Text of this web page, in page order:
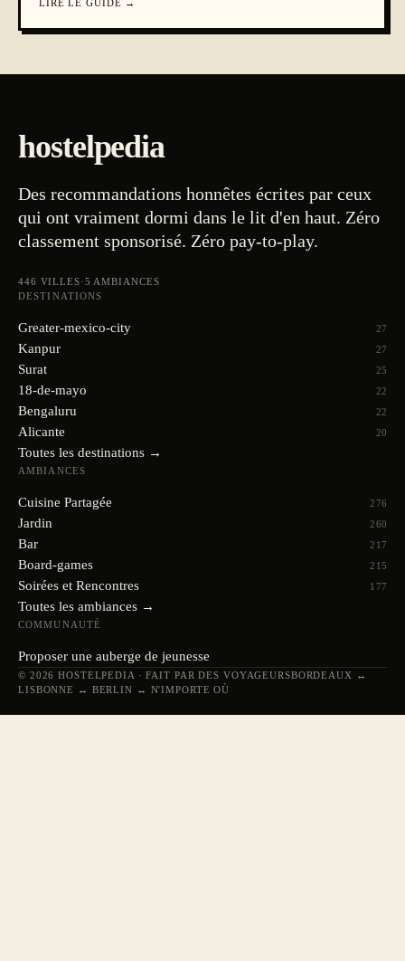
LIRE LE GUIDE →
hostelpedia
Des recommandations honnêtes écrites par ceux
qui ont vraiment dormi dans le lit d'en haut. Zéro
classement sponsorisé. Zéro pay-to-play.
446 VILLES·5 AMBIANCES
DESTINATIONS
Greater-mexico-city 27
Kanpur 27
Surat 25
18-de-mayo 22
Bengaluru 22
Alicante 20
Toutes les destinations →
AMBIANCES
Cuisine Partagée 276
Jardin 260
Bar 217
Board-games 215
Soirées et Rencontres 177
Toutes les ambiances →
COMMUNAUTÉ
Proposer une auberge de jeunesse
© 2026 HOSTELPEDIA · FAIT PAR DES VOYAGEURSBORDEAUX ↔
LISBONNE ↔ BERLIN ↔ N'IMPORTE OÙ